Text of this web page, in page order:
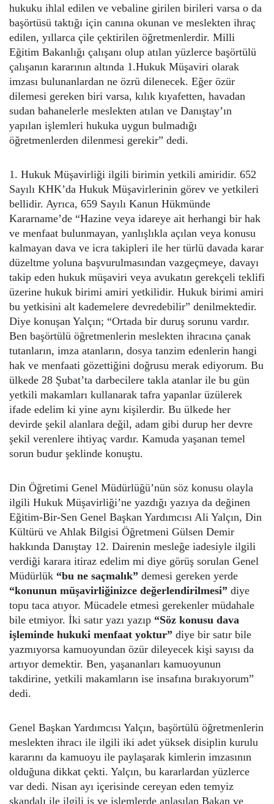
hukuku ihlal edilen ve vebaline girilen birileri varsa o da
başörtüsü taktığı için canına okunan ve meslekten ihraç
edilen, yıllarca çile çektirilen öğretmenlerdir. Milli
Eğitim Bakanlığı çalışanı olup atılan yüzlerce başörtülü
çalışanın kararının altında 1.Hukuk Müşaviri olarak
imzası bulunanlardan ne özrü dilenecek. Eğer özür
dilemesi gereken biri varsa, kılık kıyafetten, havadan
sudan bahanelerle meslekten atılan ve Danıştay’ın
yapılan işlemleri hukuka uygun bulmadığı
öğretmenlerden dilenmesi gerekir” dedi.
1. Hukuk Müşavirliği ilgili birimin yetkili amiridir. 652
Sayılı KHK’da Hukuk Müşavirlerinin görev ve yetkileri
bellidir. Ayrıca, 659 Sayılı Kanun Hükmünde
Kararname’de “Hazine veya idareye ait herhangi bir hak
ve menfaat bulunmayan, yanlışlıkla açılan veya konusu
kalmayan dava ve icra takipleri ile her türlü davada karar
düzeltme yoluna başvurulmasından vazgeçmeye, davayı
takip eden hukuk müşaviri veya avukatın gerekçeli teklifi
üzerine hukuk birimi amiri yetkilidir. Hukuk birimi amiri
bu yetkisini alt kademelere devredebilir” denilmektedir.
Diye konuşan Yalçın; “Ortada bir duruş sorunu vardır.
Ben başörtülü öğretmenlerin meslekten ihracına çanak
tutanların, imza atanların, dosya tanzim edenlerin hangi
hak ve menfaati gözettiğini doğrusu merak ediyorum. Bu
ülkede 28 Şubat’ta darbecilere takla atanlar ile bu gün
yetkili makamları kullanarak tafra yapanlar üzülerek
ifade edelim ki yine aynı kişilerdir. Bu ülkede her
devirde şekil alanlara değil, adam gibi durup her devre
şekil verenlere ihtiyaç vardır. Kamuda yaşanan temel
sorun budur şeklinde konuştu.
Din Öğretimi Genel Müdürlüğü’nün söz konusu olayla
ilgili Hukuk Müşavirliği’ne yazdığı yazıya da değinen
Eğitim-Bir-Sen Genel Başkan Yardımcısı Ali Yalçın, Din
Kültürü ve Ahlak Bilgisi Öğretmeni Gülsen Demir
hakkında Danıştay 12. Dairenin mesleğe iadesiyle ilgili
verdiği karara itiraz edelim mi diye görüş sorulan Genel
Müdürlük “bu ne saçmalık” demesi gereken yerde
“konunun müşavirliğinizce değerlendirilmesi” diye
topu taca atıyor. Mücadele etmesi gerekenler müdahale
bile etmiyor. İki satır yazı yazıp “Söz konusu dava
işleminde hukuki menfaat yoktur” diye bir satır bile
yazmıyorsa kamuoyundan özür dileyecek kişi sayısı da
artıyor demektir. Ben, yaşananları kamuoyunun
takdirine, yetkili makamların ise insafına bırakıyorum”
dedi.
Genel Başkan Yardımcısı Yalçın, başörtülü öğretmenlerin
meslekten ihracı ile ilgili iki adet yüksek disiplin kurulu
kararını da kamuoyu ile paylaşarak kimlerin imzasının
olduğuna dikkat çekti. Yalçın, bu kararlardan yüzlerce
var dedi. Nisan ayı içerisinde cereyan eden temyiz
skandalı ile ilgili iş ve işlemlerde anlaşılan Bakan ve